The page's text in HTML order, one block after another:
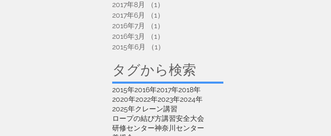
2017年8月
（1）
2017年6月
（1）
2016年7月
（1）
2016年3月
（1）
2015年6月
（1）
タグから検索
2015年2016年2017年2018年
2020年2022年2023年2024年
2025年クレーン講習
ロープの結び方講習安全大会
研修センター神奈川センター